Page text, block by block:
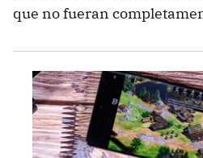
que no fueran